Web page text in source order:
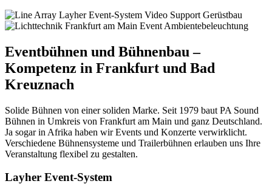
Eventbühnen und Bühnenbau –
Kompetenz in Frankfurt und Bad
Kreuznach
Solide Bühnen von einer soliden Marke. Seit 1979 baut PA Sound
Bühnen in Umkreis von Frankfurt am Main und ganz Deutschland.
Ja sogar in Afrika haben wir Events und Konzerte verwirklicht.
Verschiedene Bühnensysteme und Trailerbühnen erlauben uns Ihre
Veranstaltung flexibel zu gestalten.
Layher Event-System